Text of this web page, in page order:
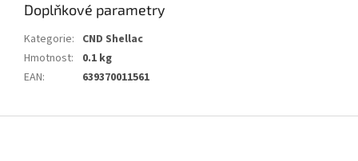
Doplňkové parametry
Kategorie: CND Shellac
Hmotnost:
0.1 kg
EAN: 639370011561